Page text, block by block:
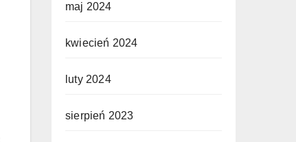
maj 2024
kwiecień 2024
luty 2024
sierpień 2023